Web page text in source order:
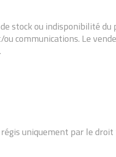
stock ou indisponibilité du
communications. Le
uniquement par le droit